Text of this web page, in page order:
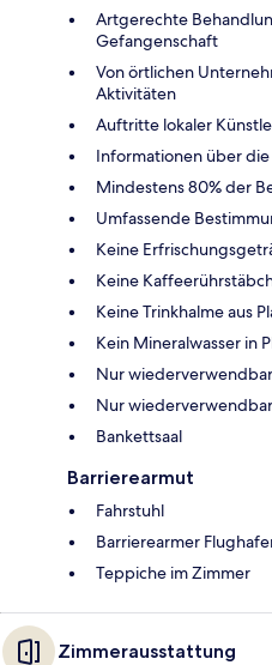
Artgerechte
Gefangenschaft
Von örtlichen
Aktivitäten
Auftritte lokaler
Informationen über
Mindestens 80% der
Umfassende
Keine
Keine
Keine Trinkhalme aus
Kein Mineralwasser in
Nur
Nur
Bankettsaal
Barrierearmut
Fahrstuhl
Barrierearmer
Teppiche im Zimmer
Zimmerausstattung